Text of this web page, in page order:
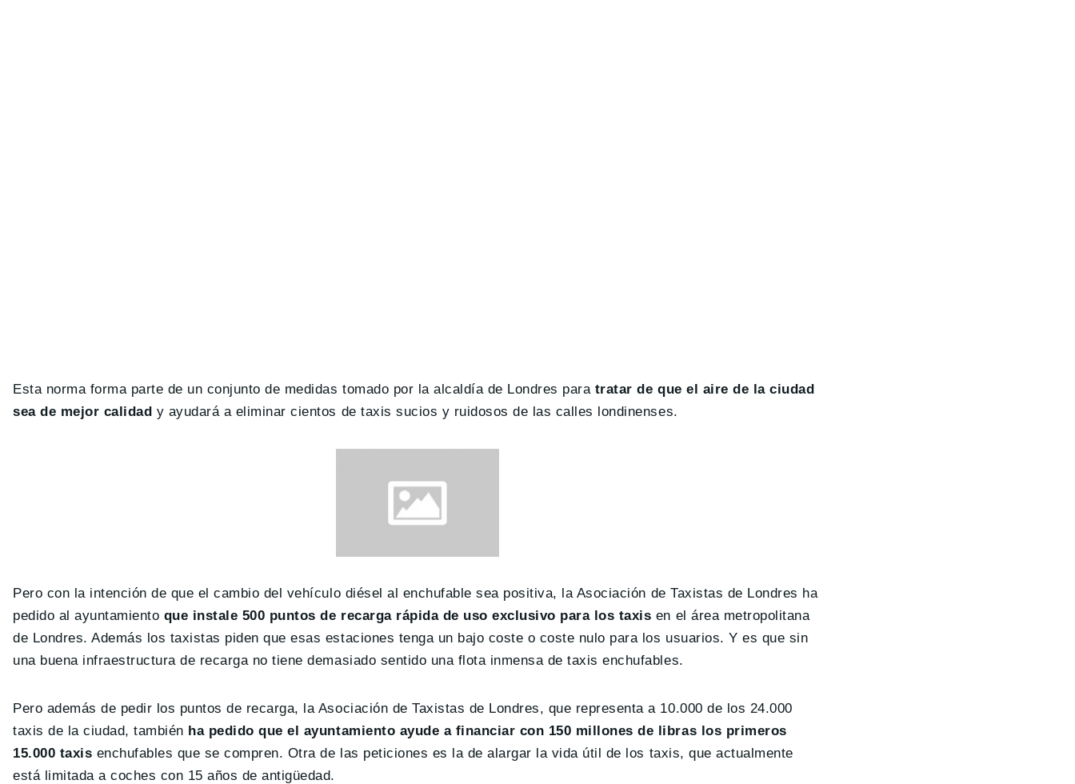
Esta norma forma parte de un conjunto de medidas tomado por la alcaldía de Londres para tratar de que el aire de la ciudad
sea de mejor calidad y ayudará a eliminar cientos de taxis sucios y ruidosos de las calles londinenses.
Pero con la intención de que el cambio del vehículo diésel al enchufable sea positiva, la Asociación de Taxistas de Londres ha
pedido al ayuntamiento que instale 500 puntos de recarga rápida de uso exclusivo para los taxis en el área metropolitana
de Londres. Además los taxistas piden que esas estaciones tenga un bajo coste o coste nulo para los usuarios. Y es que sin
una buena infraestructura de recarga no tiene demasiado sentido una flota inmensa de taxis enchufables.
Pero además de pedir los puntos de recarga, la Asociación de Taxistas de Londres, que representa a 10.000 de los 24.000
taxis de la ciudad, también ha pedido que el ayuntamiento ayude a financiar con 150 millones de libras los primeros
15.000 taxis enchufables que se compren. Otra de las peticiones es la de alargar la vida útil de los taxis, que actualmente
está limitada a coches con 15 años de antigüedad.